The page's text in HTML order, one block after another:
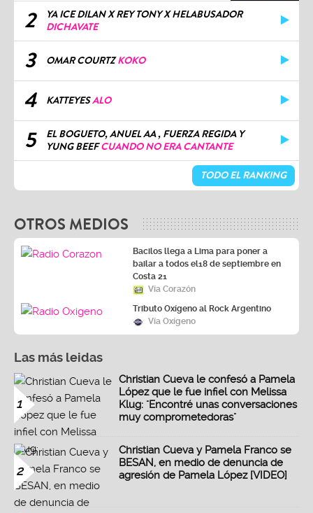
2
YA ICE DILAN X REY TONY X HELABUSADOR
DICHAVATE
3 OMAR COURTZKOKO
4 KATTEYESALO
5
EL BOGUETO, ANUEL AA , FUERZA REGIDA Y
YUNG BEEFCUANDO NO ERA CANTANTE
TODO EL RANKING
OTROS MEDIOS
Bacilos llega a Lima para poner a
bailar a todos el18 de septiembre en
Costa 21
Vía Corazón
Tributo Oxígeno al Rock Argentino
Vía Oxígeno
Las más leidas
1
Christian Cueva le confesó a Pamela
López que le fue infiel con Melissa
Klug: "Encontré unas conversaciones
muy comprometedoras"
2
Christian Cueva y Pamela Franco se
BESAN, en medio de denuncia de
agresión de Pamela López [VIDEO]